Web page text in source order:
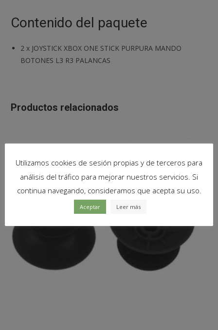
Contenido del paquete
2 x JOYSTICK XBOX ONE STICK PURPURA MANDO
BOTONES L3 R3 PALANCAS
Productos relacionados
Utilizamos cookies de sesión propias y de terceros para
análisis del tráfico para mejorar nuestros servicios. Si
continua navegando, consideramos que acepta su uso.
Aceptar Leer más